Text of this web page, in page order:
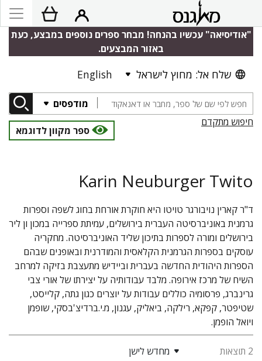
"אודיסיאה" עכשיו בהנחה! מבחר ספרים נוספים במבצע, כעת
באזור המבצעים.
שלח אל: מחוץ לישראל English
מודפסים
חיפוש מתקדם
ספר מקוון לדוגמא
Karin Neuburger Twito
ד"ר קארין נויבורגר טויטו היא חוקרת אורחת בחוג לשפה וספרות
גרמנית באוניברסיטה העברית בירושלים, עמיתת ספרייה במכון ון ליר
בירושלים ומורה לספרות בתיכון שליד האוניברסיטה. מחקריה
עוסקים בספרות הגרמנית הקלאסית והמודרנית ובאופנים שבהם
הספרות היהודית החדשה בעברית וביידיש מתעצבת בזיקה למרחב
השיח של מרכז אירופה. מלבד עבודותיה על יצירתו של אורי צבי
גרינברג, פרסומיה כוללים עבודות על יוצרים כגון גתה, קלייסט,
שטיפטר, קפקא, רילקה, ביאליק, עגנון, מ.י.ברדיצ'בסקי, שופמן
ויואל הופמן.
2 תוצאות מחדש לישן